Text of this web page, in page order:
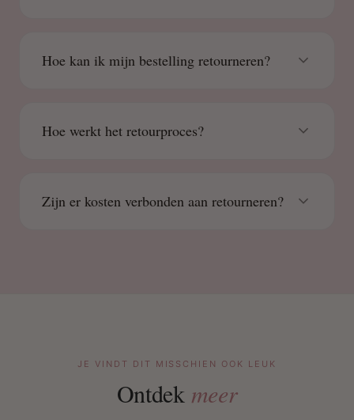
Hoe kan ik mijn bestelling retourneren?
Hoe werkt het retourproces?
Zijn er kosten verbonden aan retourneren?
JE VINDT DIT MISSCHIEN OOK LEUK
Ontdek meer